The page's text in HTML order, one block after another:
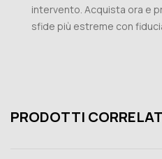
intervento. Acquista ora e
sfide più estreme con
PRODOTTI